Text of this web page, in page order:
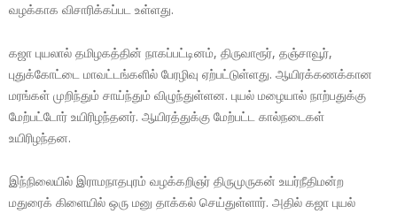
வழக்காக விசாரிக்கப்பட உள்ளது.
கஜா புயலால் தமிழகத்தின் நாகப்பட்டினம், திருவாரூர், தஞ்சாவூர்,
புதுக்கோட்டை மாவட்டங்களில் பேரழிவு ஏற்பட்டுள்ளது. ஆயிரக்கணக்கான
மரங்கள் முறிந்தும் சாய்ந்தும் விழுந்துள்ளன. புயல் மழையால் நாற்பதுக்கு
மேற்பட்டோர் உயிரிழந்தனர். ஆயிரத்துக்கு மேற்பட்ட கால்நடைகள்
உயிரிழந்தன.
இந்நிலையில் இராமநாதபுரம் வழக்கறிஞர் திருமுருகன் உயர்நீதிமன்ற
மதுரைக் கிளையில் ஒரு மனு தாக்கல் செய்துள்ளார். அதில் கஜா புயல்